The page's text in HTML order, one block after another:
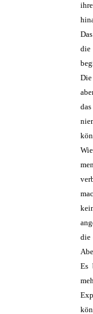
die
die
Es